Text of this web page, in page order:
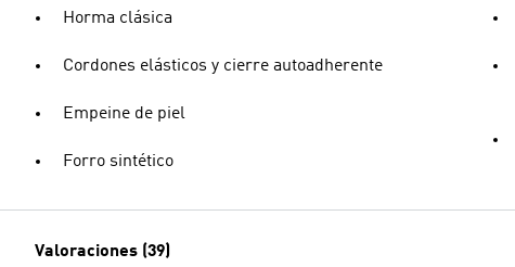
Horma clásica
Cordones elásticos y cierre autoadherente
Empeine de piel
Forro sintético
Valoraciones (39)